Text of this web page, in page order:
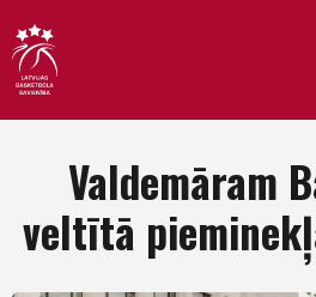
Valdemāram
veltītā